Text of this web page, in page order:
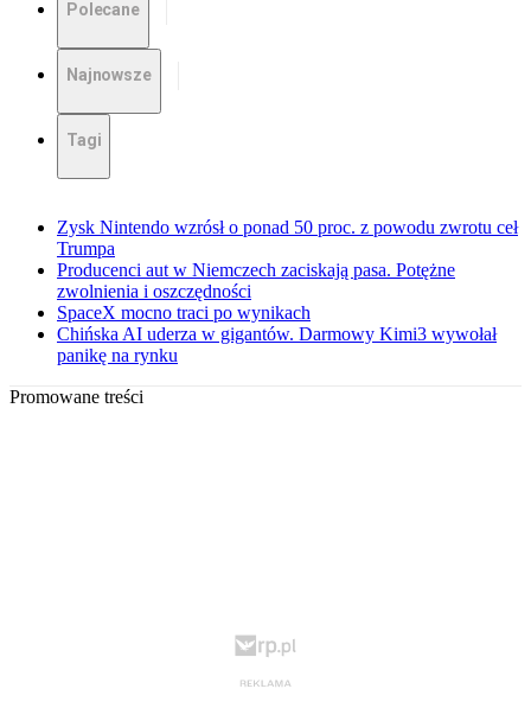
Polecane
Najnowsze
Tagi
Zysk Nintendo wzrósł o ponad 50 proc. z powodu zwrotu ceł
Trumpa
Producenci aut w Niemczech zaciskają pasa. Potężne
zwolnienia i oszczędności
SpaceX mocno traci po wynikach
Chińska AI uderza w gigantów. Darmowy Kimi3 wywołał
panikę na rynku
Promowane treści